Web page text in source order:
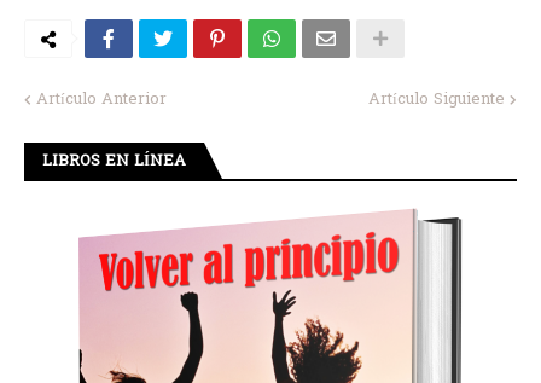
Artículo Anterior Artículo Siguiente
LIBROS EN LÍNEA